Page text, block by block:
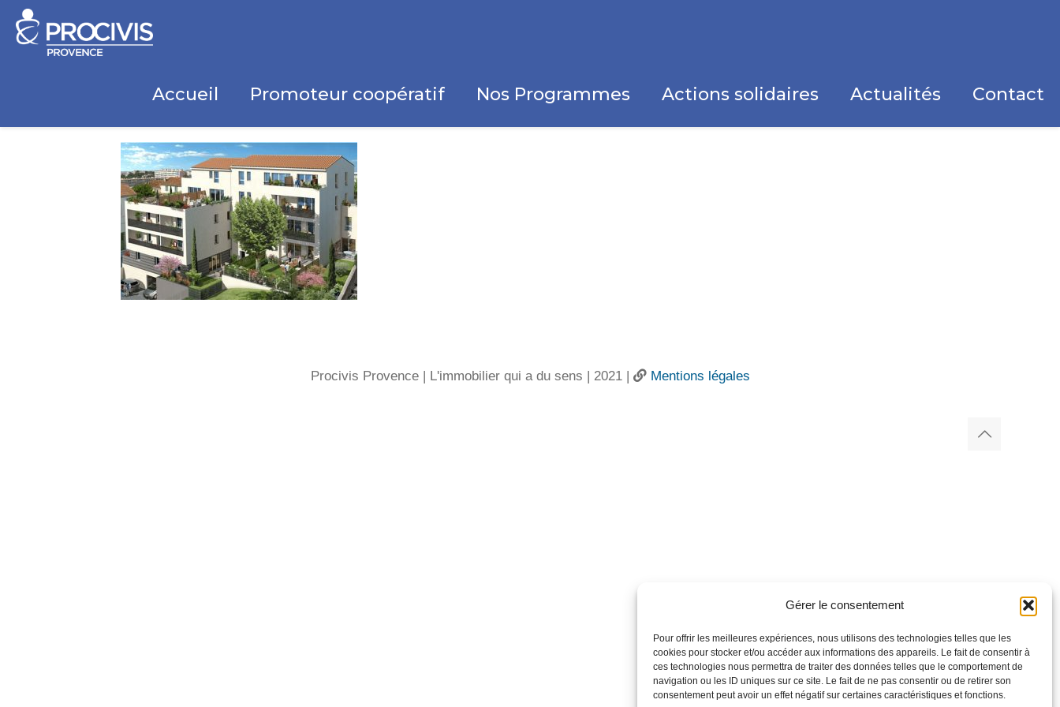
Gérer le consentement
Pour offrir les meilleures expériences, nous utilisons des technologies telles que les
cookies pour stocker et/ou accéder aux informations des appareils. Le fait de consentir à
ces technologies nous permettra de traiter des données telles que le comportement de
navigation ou les ID uniques sur ce site. Le fait de ne pas consentir ou de retirer son
consentement peut avoir un effet négatif sur certaines caractéristiques et fonctions.
Accueil Promoteur coopératif Nos Programmes Actions solidaires Actualités Contact
Procivis Provence | L'immobilier qui a du sens | 2021 | Mentions légales